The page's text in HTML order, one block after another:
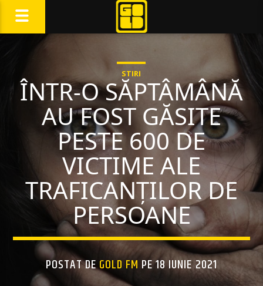
STIRI
ÎNTR-O SĂPTÂMÂNĂ
AU FOST GĂSITE
PESTE 600 DE
VICTIME ALE
TRAFICANȚILOR DE
PERSOANE
POSTAT DEGOLD FM PE 18 IUNIE 2021